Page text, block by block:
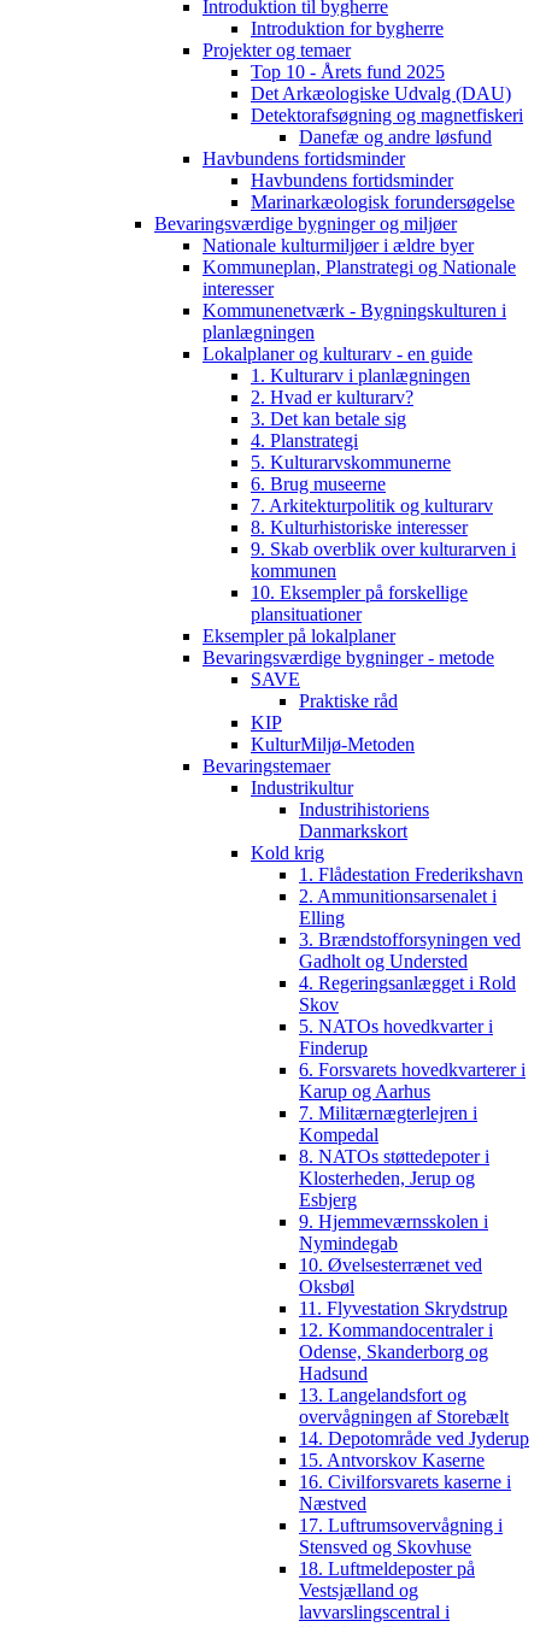
Introduktion til bygherre
Introduktion for bygherre
Projekter og temaer
Top 10 - Årets fund 2025
Det Arkæologiske Udvalg (DAU)
Detektorafsøgning og magnetfiskeri
Danefæ og andre løsfund
Havbundens fortidsminder
Havbundens fortidsminder
Marinarkæologisk forundersøgelse
Bevaringsværdige bygninger og miljøer
Nationale kulturmiljøer i ældre byer
Kommuneplan, Planstrategi og Nationale
interesser
Kommunenetværk - Bygningskulturen i
planlægningen
Lokalplaner og kulturarv - en guide
1. Kulturarv i planlægningen
2. Hvad er kulturarv?
3. Det kan betale sig
4. Planstrategi
5. Kulturarvskommunerne
6. Brug museerne
7. Arkitekturpolitik og kulturarv
8. Kulturhistoriske interesser
9. Skab overblik over kulturarven i
kommunen
10. Eksempler på forskellige
plansituationer
Eksempler på lokalplaner
Bevaringsværdige bygninger - metode
SAVE
Praktiske råd
KIP
KulturMiljø-Metoden
Bevaringstemaer
Industrikultur
Industrihistoriens
Danmarkskort
Kold krig
1. Flådestation Frederikshavn
2. Ammunitionsarsenalet i
Elling
3. Brændstofforsyningen ved
Gadholt og Understed
4. Regeringsanlægget i Rold
Skov
5. NATOs hovedkvarter i
Finderup
6. Forsvarets hovedkvarterer i
Karup og Aarhus
7. Militærnægterlejren i
Kompedal
8. NATOs støttedepoter i
Klosterheden, Jerup og
Esbjerg
9. Hjemmeværnsskolen i
Nymindegab
10. Øvelsesterrænet ved
Oksbøl
11. Flyvestation Skrydstrup
12. Kommandocentraler i
Odense, Skanderborg og
Hadsund
13. Langelandsfort og
overvågningen af Storebælt
14. Depotområde ved Jyderup
15. Antvorskov Kaserne
16. Civilforsvarets kaserne i
Næstved
17. Luftrumsovervågning i
Stensved og Skovhuse
18. Luftmeldeposter på
Vestsjælland og
lavvarslingscentral i